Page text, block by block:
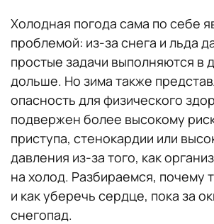
Холодная погода сама по себе
проблемой: из-за снега и льда
простые задачи выполняются в
дольше. Но зима также
опасность для физического
подвержен более высокому
приступа, стенокардии или
давления из-за того, как
на холод. Разбираемся, почему
и как уберечь сердце, пока за
снегопад.